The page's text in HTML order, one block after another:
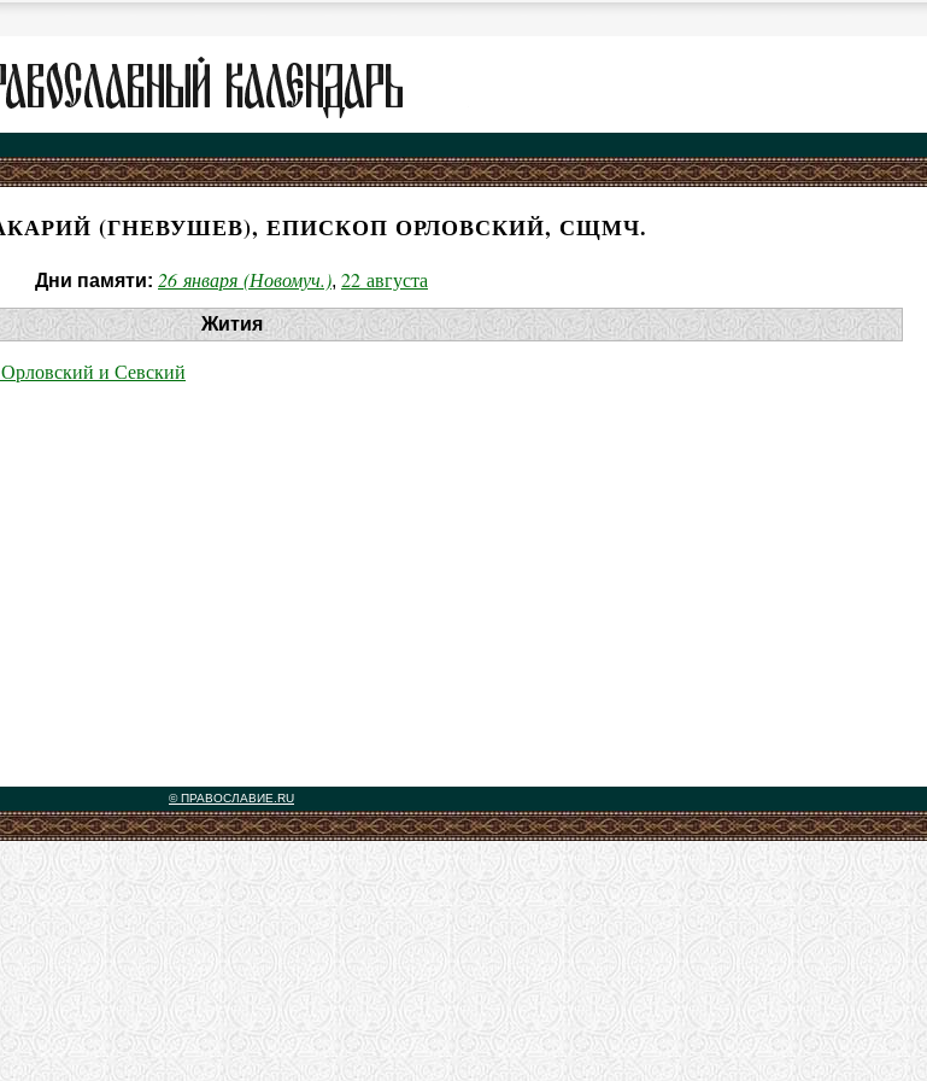
(ГНЕВУШЕВ), ЕПИСКОП ОРЛОВСКИЙ, СЩМЧ.
Дни памяти: 26 января (Новомуч.), 22 августа
Жития
и Севский
© ПРАВОСЛАВИЕ.RU